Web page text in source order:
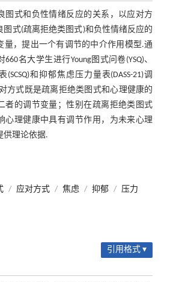
图式和负性情绪反应的关系，以应对方
图式(疏离拒绝类图式)和负性情绪反应的
量，提出一个有调节的中介作用模型.通
名大学生进行Young图式问卷(YSQ)、
和抑郁焦虑压力量表(DASS-21)调
方式既是疏离拒绝类图式和心理健康的
者的调节变量；性别在疏离拒绝类图式
心理健康中具有调节作用，为未来心理
供理论依据.
/ 应对方式 / 焦虑 / 抑郁 / 压力
引用格式 ▾